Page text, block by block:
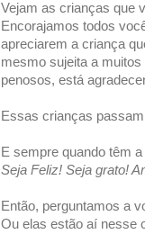
Vejam as crianças que
Encorajamos todos
apreciarem a criança
mesmo sujeita a
penosos, está
Essas crianças
E sempre quando têm
Seja Feliz! Seja grato!
Então, perguntamos a
Ou elas estão aí nesse